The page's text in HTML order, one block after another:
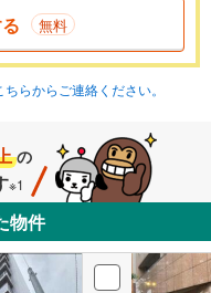
無料
らからご連絡ください。
の
※1
物件